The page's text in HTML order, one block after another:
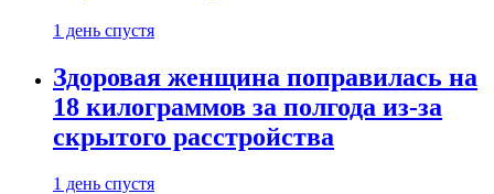
1 день спустя
Здоровая женщина поправилась на
18 килограммов за полгода из-за
скрытого расстройства
1 день спустя